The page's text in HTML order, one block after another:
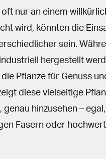
nur an einem
wird, könnten die
sein.
hergestellt
Pflanze für Genuss
diese vielseitige
genau hinzusehen –
Fasern oder